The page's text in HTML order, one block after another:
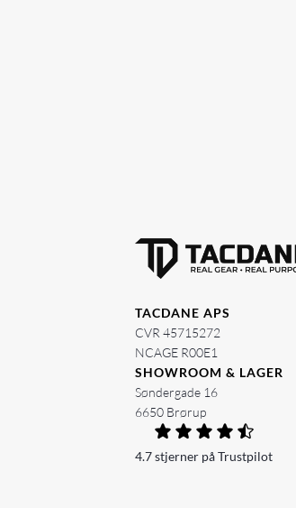
TACDANE APS
CVR 45715272
NCAGE R00E1
SHOWROOM & LAGER
Søndergade 16
6650 Brørup
4.7 stjerner på Trustpilot